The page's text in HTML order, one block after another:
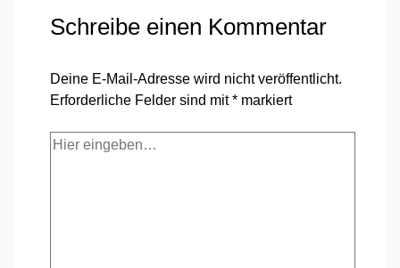
Schreibe einen Kommentar
Deine E-Mail-Adresse wird nicht veröffentlicht.
Erforderliche Felder sind mit* markiert
Hier